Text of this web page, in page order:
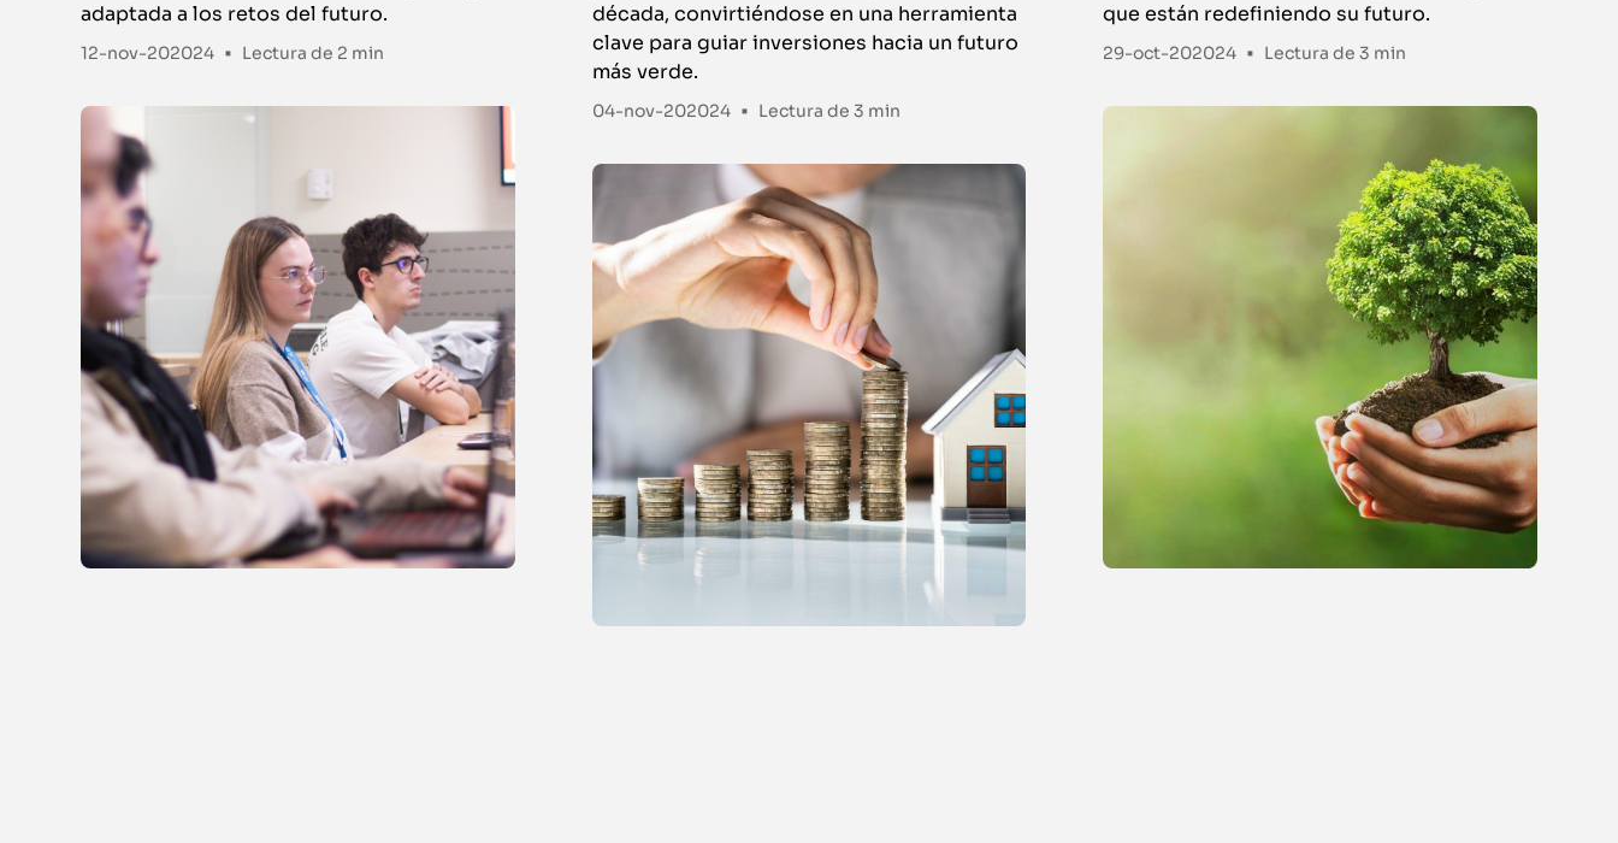
adaptada a los retos del futuro.
12-nov-202024 • Lectura de 2 min
década, convirtiéndose en una herramienta
clave para guiar inversiones hacia un futuro
más verde.
04-nov-202024 • Lectura de 3 min
que están redefiniendo su futuro.
29-oct-202024 • Lectura de3 min